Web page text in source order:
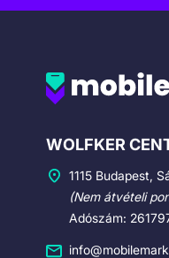
Cégadatok
WOLFKER
1115 Budapest,
(Nem átvételi
Adószám: